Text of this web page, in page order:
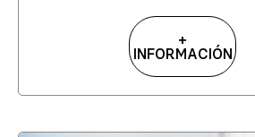
+
INFORMACIÓN